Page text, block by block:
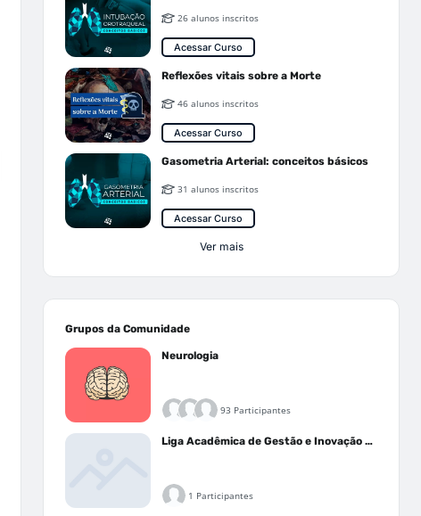
26 alunos inscritos
Acessar Curso
Reflexões vitais sobre a Morte
46 alunos inscritos
Acessar Curso
Gasometria Arterial: conceitos básicos
31 alunos inscritos
Acessar Curso
Ver mais
Grupos da Comunidade
Neurologia
93 Participantes
Liga Acadêmica de Gestão e Inovação Médica - LAGIM
1 Participantes